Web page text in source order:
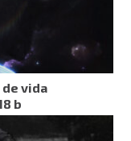
vida
b